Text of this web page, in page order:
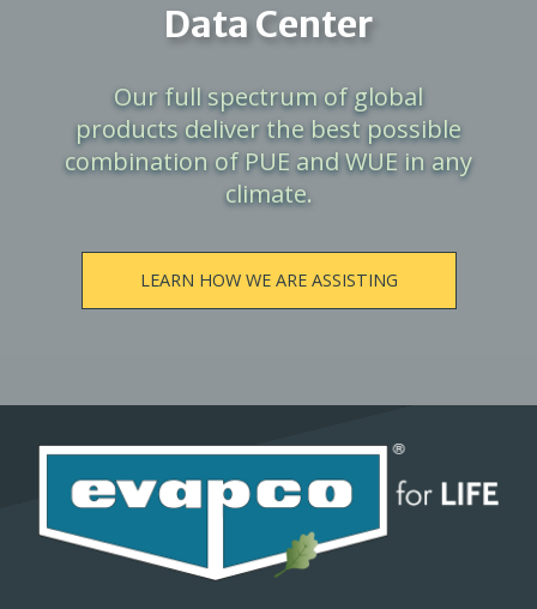
Data Center
Our full spectrum of global
products deliver the best possible
combination of PUE and WUE in any
climate.
LEARN HOW WE ARE ASSISTING